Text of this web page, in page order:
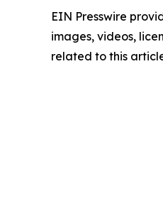
EIN Presswire
images, videos,
related to this